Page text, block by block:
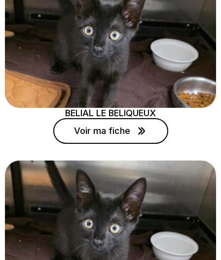
BELIAL LE BELIQUEUX
Voir ma fiche